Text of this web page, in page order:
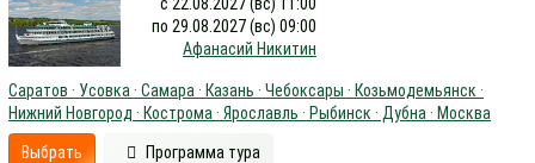
по 29.08.2027 (вс) 09:00
Афанасий Никитин
Саратов · Усовка · Самара · Казань · Чебоксары · Козьмодемьянск ·
Нижний Новгород · Кострома · Ярославль · Рыбинск · Дубна · Москва
Выбрать Программа тура